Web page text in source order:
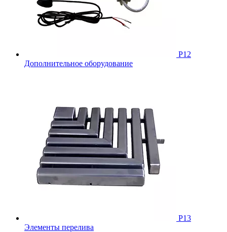
Р12
Дополнительное оборудование
Р13
Элементы перелива